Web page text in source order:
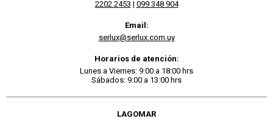
2202 2453 | 099 348 904
Email:
serlux@serlux.com.uy
Horarios de atención:
Lunes a Viernes: 9:00 a 18:00 hrs
Sábados: 9:00 a 13:00 hrs
LAGOMAR